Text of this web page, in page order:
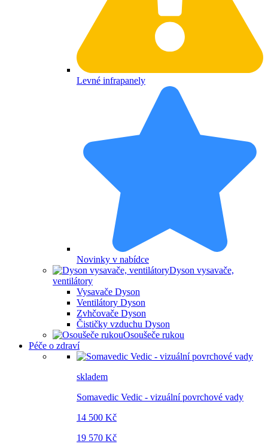
Levné infrapanely
Novinky v nabídce
Dyson vysavače,
ventilátory
Vysavače Dyson
Ventilátory Dyson
Zvhčovače Dyson
Čističky vzduchu Dyson
Osoušeče rukou
Péče o zdraví
skladem
Somavedic Vedic - vizuální povrchové vady
14 500 Kč
19 570 Kč